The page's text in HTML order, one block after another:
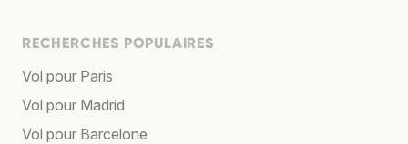
RECHERCHES POPULAIRES
Vol pour Paris
Vol pour Madrid
Vol pour Barcelone